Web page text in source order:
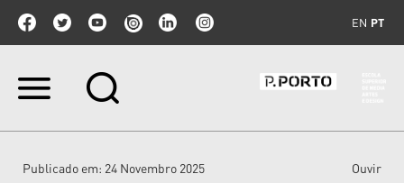
EN PT
Ir
IrPublicado em: 24 Novembro 2025 Ouvir